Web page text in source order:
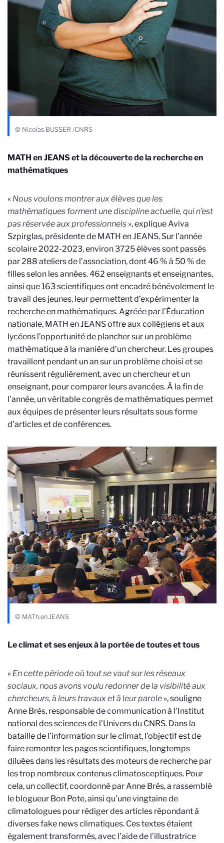
© Nicolas BUSSER /CNRS
MATH en JEANS et la découverte de la recherche en
mathématiques
« Nous voulons montrer aux élèves que les
mathématiques forment une discipline actuelle, qui n’est
pas réservée aux professionnels », explique Aviva
Szpirglas, présidente de MATH en JEANS. Sur l’année
scolaire 2022-2023, environ 3725 élèves sont passés
par 288 ateliers de l’association, dont46 % à 50 % de
filles selon les années. 462 enseignants et enseignantes,
ainsi que 163 scientifiques ont encadré bénévolement le
travail des jeunes, leur permettent d’expérimenter la
recherche en mathématiques. Agréée par l’Éducation
nationale, MATH en JEANS offre aux collégiens et aux
lycéens l’opportunité de plancher sur un problème
mathématique à la manière d’un chercheur. Les groupes
travaillent pendant un an sur un problème choisi et se
réunissent régulièrement, avec un chercheur et un
enseignant, pour comparer leurs avancées. À la fin de
l’année, un véritable congrès de mathématiques permet
aux équipes de présenter leurs résultats sous forme
d’articles et de conférences.
© MATh.en.JEANS
Le climat et ses enjeux à la portée de toutes et tous
« En cette période où tout se vaut sur les réseaux
sociaux, nous avons voulu redonner de la visibilité aux
chercheurs, à leurs travaux et à leur parole », souligne
Anne Brès, responsable de communication à l’Institut
national des sciences de l’Univers du CNRS. Dans la
bataille de l’information sur le climat, l’objectif est de
faire remonter les pages scientifiques, longtemps
diluées dans les résultats des moteurs de recherche par
les trop nombreux contenus climatosceptiques. Pour
cela, un collectif, coordonné par Anne Brès, a rassemblé
le blogueur Bon Pote, ainsi qu’une vingtaine de
climatologues pour rédiger des articles répondant à
diverses fake news climatiques. Ces textes étaient
également transformés, avec l’aide de l’illustratrice